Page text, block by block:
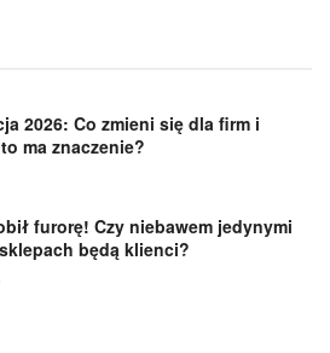
2026: Co zmieni się dla firm i
ma znaczenie?
furorę! Czy niebawem jedynymi
będą klienci?